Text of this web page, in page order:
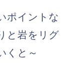
ポイントな
と岩をリグ
くと～